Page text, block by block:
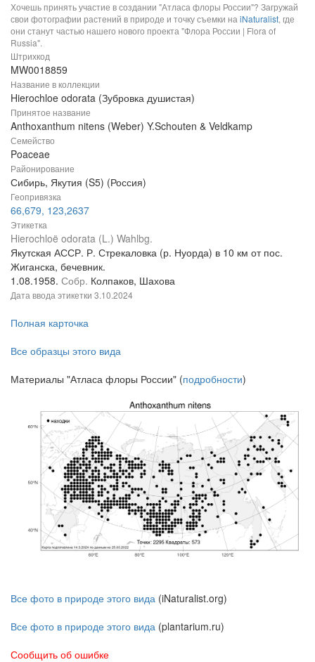
Хочешь принять участие в создании "Атласа флоры России"? Загружай
свои фотографии растений в природе и точку съемки на iNaturalist, где
они станут частью нашего нового проекта "Флора России | Flora of
Russia".
Штрихкод
MW0018859
Название в коллекции
Hierochloe odorata (Зубровка душистая)
Принятое название
Anthoxanthum nitens (Weber) Y.Schouten & Veldkamp
Семейство
Poaceae
Районирование
Сибирь, Якутия (S5) (Россия)
Геопривязка
66,679, 123,2637
Этикетка
Hierochloë odorata (L.) Wahlbg.
Якутская АССР. Р. Стрекаловка (р. Нуорда) в 10 км от пос.
Жиганска, бечевник.
1.08.1958. Собр. Колпаков, Шахова
Дата ввода этикетки 3.10.2024
Полная карточка
Все образцы этого вида
Материалы "Атласа флоры России" (подробности)
Все фото в природе этого вида (iNaturalist.org)
Все фото в природе этого вида (plantarium.ru)
Сообщить об ошибке